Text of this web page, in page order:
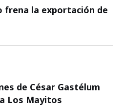
frena la exportación de
de César Gastélum
Los Mayitos